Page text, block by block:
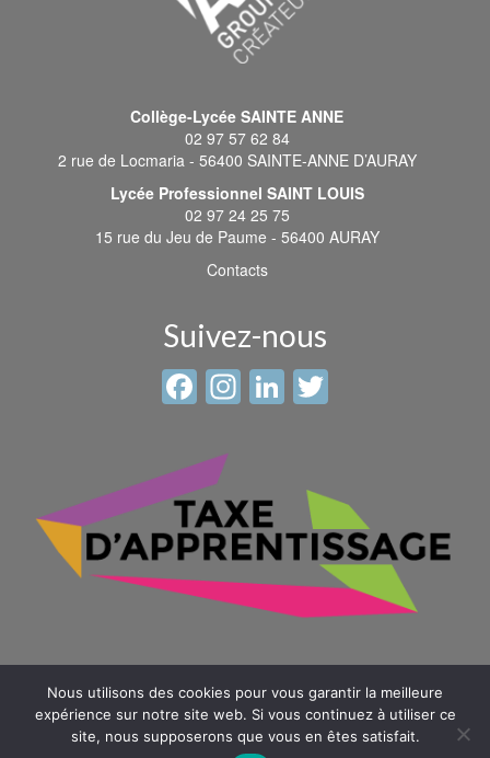
Collège-Lycée SAINTE ANNE
02 97 57 62 84
2 rue de Locmaria - 56400 SAINTE-ANNE D’AURAY
Lycée Professionnel SAINT LOUIS
02 97 24 25 75
15 rue du Jeu de Paume - 56400 AURAY
Contacts
Suivez-nous
Facebook
Instagram
LinkedIn
© 2026 Sainte Anne - Saint Louis -Mentions légales-Plan du
Nous utilisons des cookies pour vous garantir la meilleure
expérience sur notre site web. Si vous continuez à utiliser ce
site, nous supposerons que vous en êtes satisfait.